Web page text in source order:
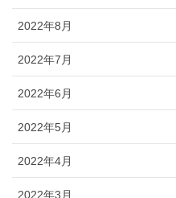
2022年8月
2022年7月
2022年6月
2022年5月
2022年4月
2022年3月